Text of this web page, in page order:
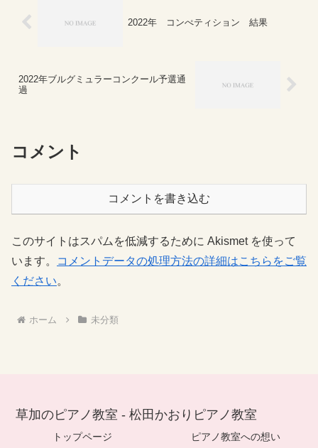
2022年 コンぺティション 結果
2022年ブルグミュラーコンクール予選通
過
コメント
コメントを書き込む
このサイトはスパムを低減するために Akismet を使って
います。
コメントデータの処理方法の詳細はこちらをご覧
ください。
ホーム 未分類
草加のピアノ教室 - 松田かおりピアノ教室
トップページ ピアノ教室への想い